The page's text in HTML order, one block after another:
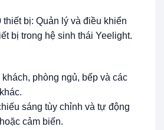
thiết bị: Quản lý và điều khiển
bị trong hệ sinh thái Yeelight.
phòng ngủ, bếp và các
sáng tùy chỉnh và tự động
cảm biến.